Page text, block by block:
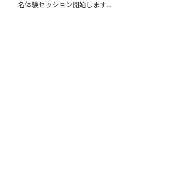
名体験セッション開始します…